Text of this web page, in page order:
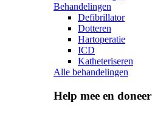
Behandelingen
Defibrillator
Dotteren
Hartoperatie
ICD
Katheteriseren
Alle behandelingen
Help mee en doneer